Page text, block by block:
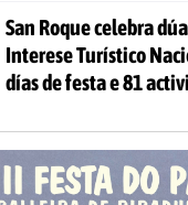
San Roque celebra
Interese Turístico
días de festa e 81